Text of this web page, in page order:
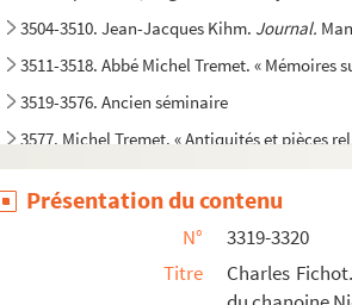
3504-3510. Jean-Jacques Kihm. Journal.
3511-3518. Abbé Michel Tremet. «
3519-3576. Ancien séminaire
3577. Michel Tremet. « Antiquités et pièces
3578. « Catalogue des livres appartenant à
3579. Michel Sémilliard. Notes diverses sur
3580. « Registre des délibérations de
3581. Recueil concernant les saints
Présentation du contenu
N°
3319-3320
Titre
Charles